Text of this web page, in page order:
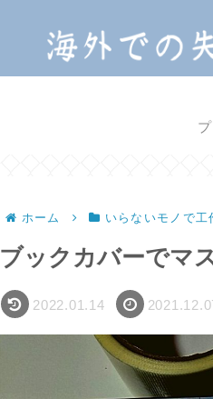
ホーム いらないモノで工
ブックカバーでマ
2022.01.14